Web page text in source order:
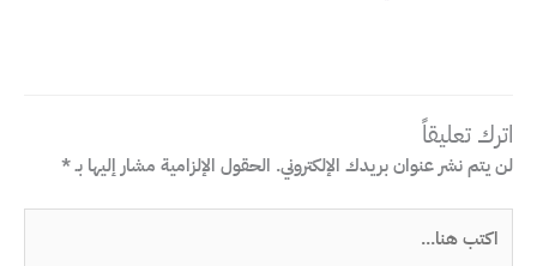
اترك تعليقاً
لن يتم نشر عنوان بريدك الإلكتروني. الحقول الإلزامية مشار إليها بـ*